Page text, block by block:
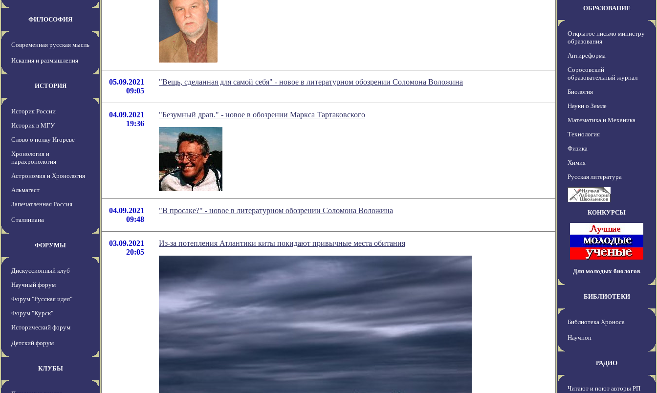
ФИЛОСОФИЯ
Современная русская мысль
Искания и размышления
ИСТОРИЯ
История России
История в МГУ
Слово о полку Игореве
Хронология и
парахронология
Астрономия и Хронология
Альмагест
Запечатленная Россия
Сталиниана
ФОРУМЫ
Дискуссионный клуб
Научный форум
Форум "Русская идея"
Форум "Курск"
Исторический форум
Детский форум
КЛУБЫ
05.09.2021
09:05
"Вещь, сделанная для самой себя" - новое в литературном обозрении Соломона Воложина
04.09.2021
19:36
"Безумный драп." - новое в обозрении Маркса Тартаковского
04.09.2021
09:48
"В просаке?" - новое в литературном обозрении Соломона Воложина
03.09.2021
20:05
Из-за потепления Атлантики киты покидают привычные места обитания
ОБРАЗОВАНИЕ
Открытое письмо министру
образования
Антиреформа
Соросовский
образовательный журнал
Биология
Науки о Земле
Математика и Механика
Технология
Физика
Химия
Русская литература
КОНКУРСЫ
Для молодых биологов
БИБЛИОТЕКИ
Библиотека Хроноса
Научпоп
РАДИО
Читают и поют авторы РП